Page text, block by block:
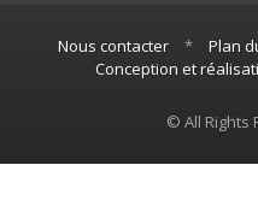
Nous contacter * Plan
Conception et
© All Rights